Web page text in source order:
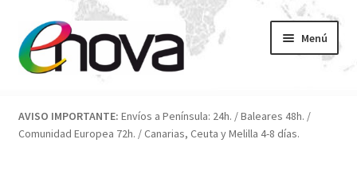
a
la
al
contenido
Menú
Blog
AVISO IMPORTANTE: Envíos a Península: 24h. / Baleares 48h. /
Comunidad Europea 72h. / Canarias, Ceuta y Melilla 4-8 días.